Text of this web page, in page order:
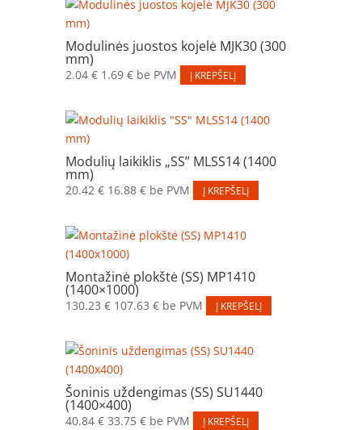
Modulinės juostos kojelė MJK30 (300
mm)
2.04 € 1.69 €be PVM Į KREPŠELĮ
Modulių laikiklis „SS” MLSS14 (1400
mm)
20.42 € 16.88 €be PVM Į KREPŠELĮ
Montažinė plokštė (SS) MP1410
(1400×1000)
130.23 € 107.63 €be PVM Į KREPŠELĮ
Šoninis uždengimas (SS) SU1440
(1400×400)
40.84 € 33.75 €be PVM Į KREPŠELĮ